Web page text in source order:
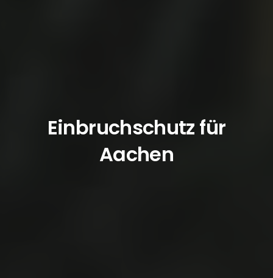
Einbruchschutz für
Aachen